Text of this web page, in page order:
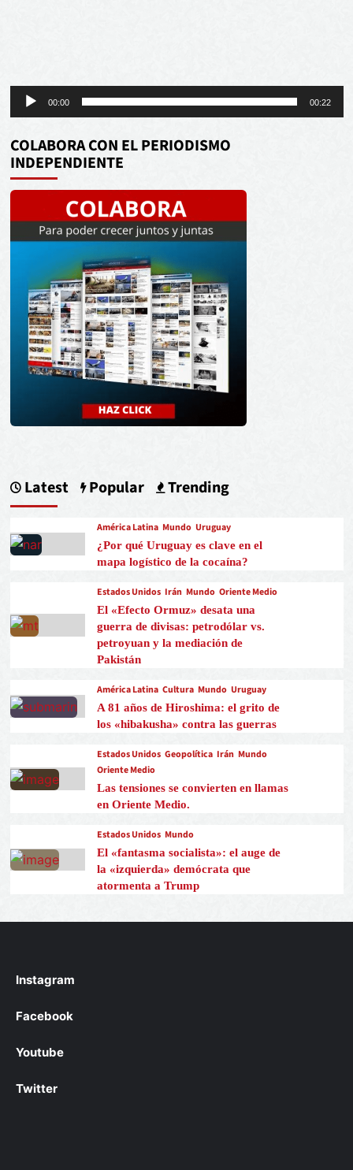
Reproductor
de
audio
00:00 00:22
COLABORA CON EL PERIODISMO
INDEPENDIENTE
Latest Popular Trending
América Latina Mundo Uruguay
¿Por qué Uruguay es clave en el
mapa logístico de la cocaína?
Estados Unidos Irán Mundo Oriente Medio
El «Efecto Ormuz» desata una
guerra de divisas: petrodólar vs.
petroyuan y la mediación de
Pakistán
América Latina Cultura Mundo Uruguay
A 81 años de Hiroshima: el grito de
los «hibakusha» contra las guerras
Estados Unidos Geopolítica Irán Mundo
Oriente Medio
Las tensiones se convierten en llamas
en Oriente Medio.
Estados Unidos Mundo
El «fantasma socialista»: el auge de
la «izquierda» demócrata que
atormenta a Trump
Instagram
Facebook
Youtube
Twitter